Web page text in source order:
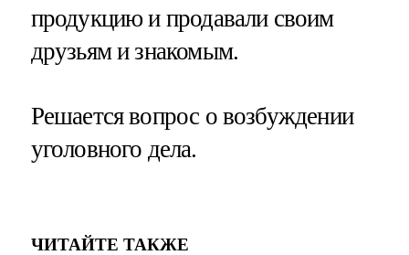
продукцию и продавали своим
друзьям и знакомым.
Решается вопрос о возбуждении
уголовного дела.
ЧИТАЙТЕ ТАКЖЕ